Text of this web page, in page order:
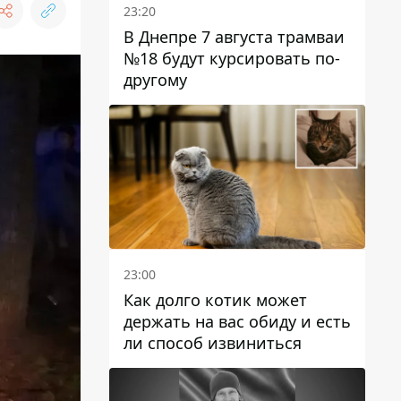
23:20
В Днепре 7 августа трамваи
№18 будут курсировать по-
другому
23:00
Как долго котик может
держать на вас обиду и есть
ли способ извиниться